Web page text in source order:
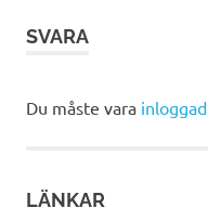
SVARA
Du måste vara inloggad
LÄNKAR